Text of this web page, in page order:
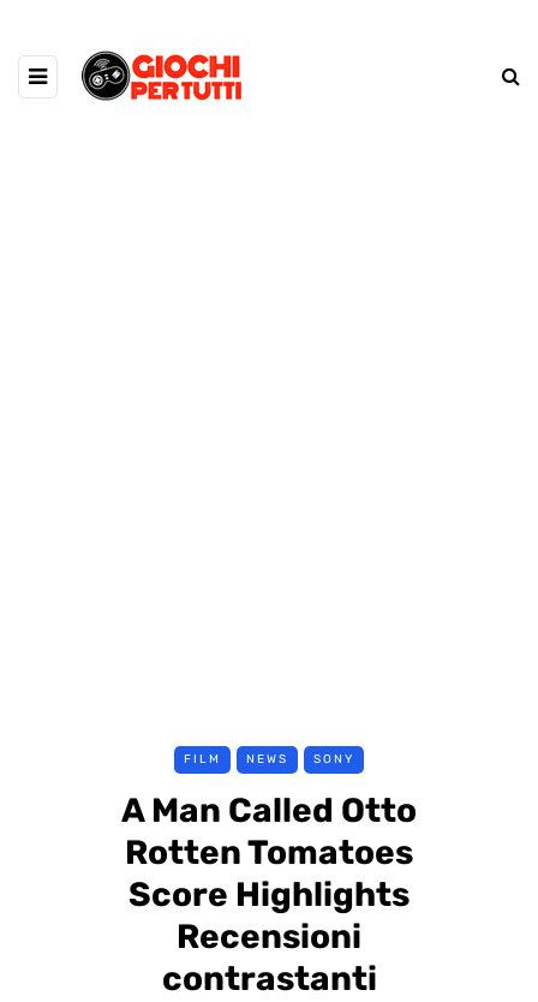
FILM NEWS SONY
A Man Called Otto
Rotten Tomatoes
Score Highlights
Recensioni
contrastanti